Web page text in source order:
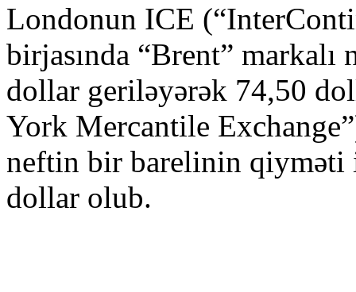
Londonun ICE
birjasında “Brent”
dollar geriləyərək 74,50
York Mercantile
neftin bir barelinin qiyməti
dollar olub.